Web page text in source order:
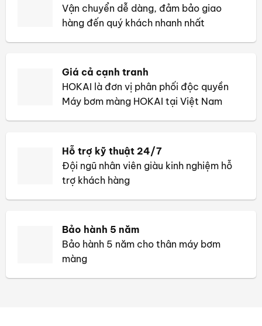
Vận chuyển dễ dàng, đảm bảo giao
hàng đến quý khách nhanh nhất
Giá cả cạnh tranh
HOKAI là đơn vị phân phối độc quyền
Máy bơm màng HOKAI tại Việt Nam
Hỗ trợ kỹ thuật 24/7
Đội ngũ nhân viên giàu kinh nghiệm hỗ
trợ khách hàng
Bảo hành 5 năm
Bảo hành 5 năm cho thân máy bơm
màng